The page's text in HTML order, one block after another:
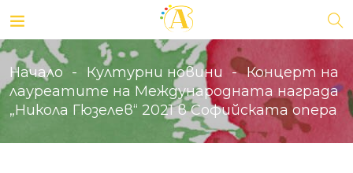
Начало Културни новини
Концерт на
лауреатите на Международната награда
„Никола Гюзелев“ 2021 в Софийската опера